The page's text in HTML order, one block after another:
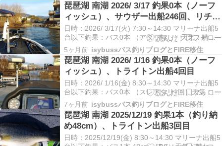
琵琶湖 南湖 2026/ 3/17 釣果0本（ノーフ
ィッシュ）、サウザー出船246回、リチウ
ム充電280回
日時：2026/ 3/17(火) 7:30～14:30 マリーナ出船5
台以下釣果：バス0本 （アタリ無し）天気：晴れ
／気温2.0～14.0℃／水温9.5～11.5℃／風0～3m/s
場所：琵琶湖 北湖・南湖／ミヤコマリーナマリッ
クス距離：サウザー395／エンジン約18㎞、エレ
キ約8…
5ヶ月前 isybussバス釣りブログとFIRE移住
琵琶湖 南湖 2026/ 1/16 釣果0本（ノーフ
ィッシュ）、トライトン出船4回目
日時：2026/ 1/16(金) 8:30～14:30 マリーナ出船5
台以下釣果：バス0本 （スレアタリ1回）天気：晴
れ／気温4.0～14.0℃／水温7.5～8.5℃／風0～
3m/s場所：琵琶湖 北湖・南湖／ミヤコマリーナマ
リックス距離：トライトン179TRX／エンジン約
20㎞、…
7ヶ月前 isybussバス釣りブログとFIRE移住
琵琶湖 南湖 2025/12/19 釣果1本（釣り納
め48cm）、トライトン出船3回目
日時：2025/12/19(金) 8:30～14:30 マリーナ出船5